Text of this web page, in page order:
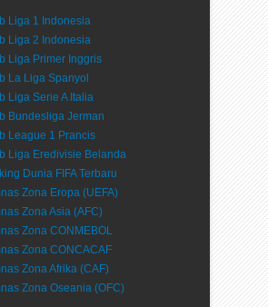
Liga 1 Indonesia
Liga 2 Indonesia
Liga Primer Inggris
La Liga Spanyol
Liga Serie A Italia
Bundesliga Jerman
League 1 Prancis
Liga Eredivisie Belanda
Dunia FIFA Terbaru
Zona Eropa (UEFA)
Zona Asia (AFC)
Zona CONMEBOL
Zona CONCACAF
Zona Afrika (CAF)
Zona Oseania (OFC)